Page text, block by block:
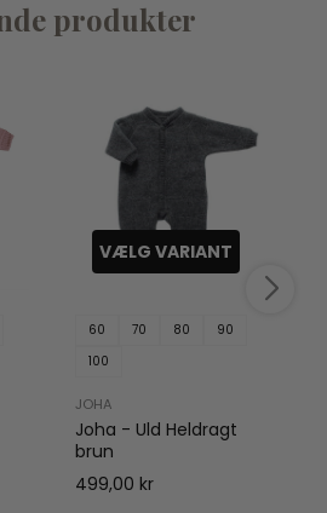
produkter
VÆLG VARIANT
60 70 80
90
100
JOHA
Joha - Uld Heldragt
brun
499,00 kr